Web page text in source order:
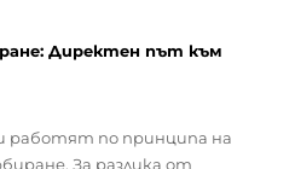
Директен път към
по принципа на
За разлика от